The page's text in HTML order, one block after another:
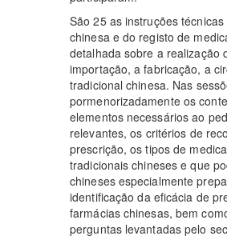
São 25 as instruções
chinesa e do registo de
detalhada sobre a realização
importação, a fabricação, a
tradicional chinesa. Nas
pormenorizadamente os
elementos necessários ao
relevantes, os critérios de
prescrição, os tipos de
tradicionais chineses e que
chineses especialmente
identificação da eficácia de
farmácias chinesas, bem
perguntas levantadas pelo